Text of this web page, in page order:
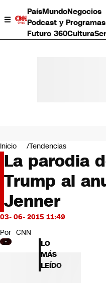
PaísMundoNegocios
Podcast y
Futuro 360Cultura
Negocios
Deportes
Programas completos
Cultura
Servicios
Bits
CNN tiempo
Futuro 360
Opinión
Inicio Tendencias
La parodia
Trump al
Jenner
03- 06- 2015 11:49
Por CNN
LO
MÁS
LEÍDO